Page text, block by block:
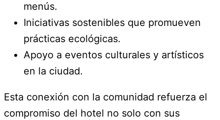
menús.
Iniciativas sostenibles que promueven
prácticas ecológicas.
Apoyo a eventos culturales y artísticos
en la ciudad.
Esta conexión con la comunidad refuerza el
compromiso del hotel no solo con sus